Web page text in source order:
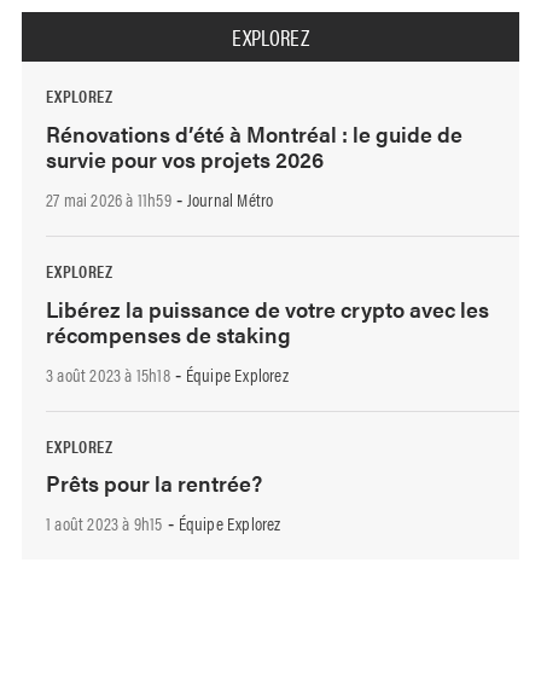
EXPLOREZ
EXPLOREZ
Rénovations d’été à Montréal : le guide de
survie pour vos projets 2026
27 mai 2026 à 11h59- Journal Métro
EXPLOREZ
Libérez la puissance de votre crypto avec les
récompenses de staking
3 août 2023 à 15h18- Équipe Explorez
EXPLOREZ
Prêts pour la rentrée?
1 août 2023 à 9h15 - Équipe Explorez